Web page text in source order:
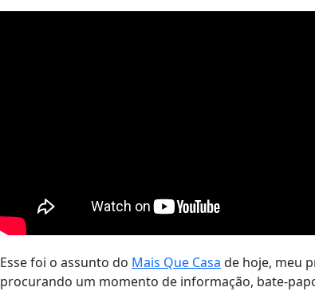
Esse foi o assunto do Mais Que Casa de hoje, meu
procurando um momento de informação, bate-